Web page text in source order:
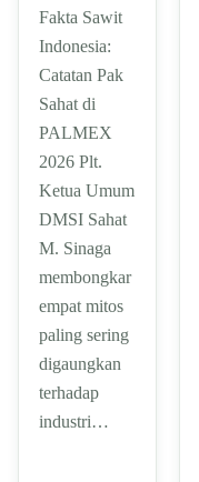
Fakta Sawit
Indonesia:
Catatan Pak
Sahat di
PALMEX
2026 Plt.
Ketua Umum
DMSI Sahat
M. Sinaga
membongkar
empat mitos
paling sering
digaungkan
terhadap
industri…